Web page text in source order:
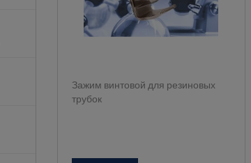
Зажим винтовой для резиновых
трубок